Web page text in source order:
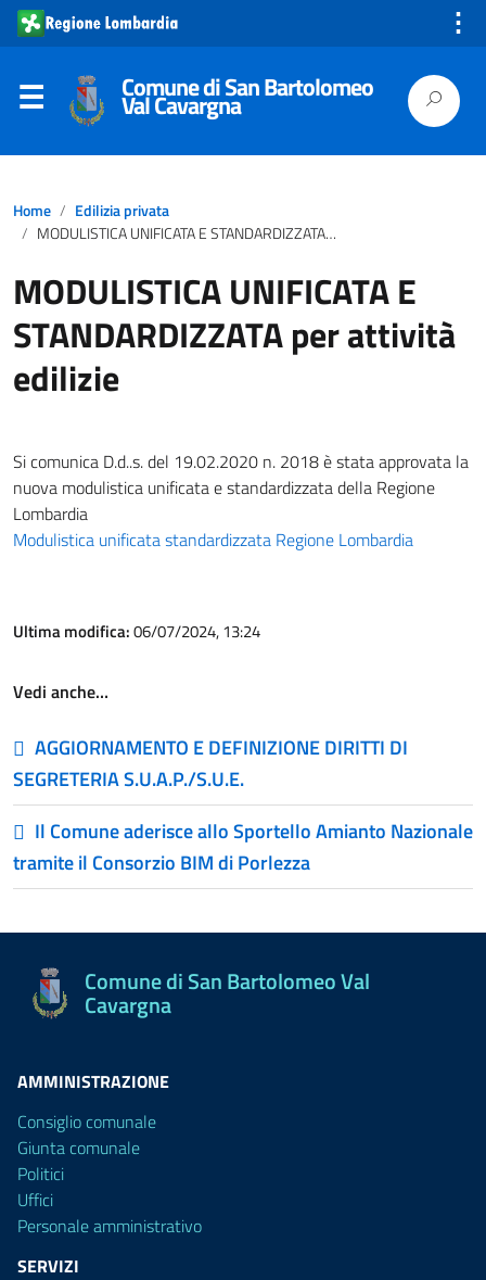
⋮
Comune di San Bartolomeo
Val Cavargna
Home
Edilizia privata
MODULISTICA UNIFICATA E STANDARDIZZATA per attività edilizie
MODULISTICA UNIFICATA E
STANDARDIZZATA per attività
edilizie
Si comunica D.d..s. del 19.02.2020 n. 2018 è stata approvata la
nuova modulistica unificata e standardizzata della Regione
Lombardia
Modulistica unificata standardizzata Regione Lombardia
Ultima modifica:06/07/2024, 13:24
Vedi anche…
AGGIORNAMENTO E DEFINIZIONE DIRITTI DI
SEGRETERIA S.U.A.P./S.U.E.
Il Comune aderisce allo Sportello Amianto Nazionale
tramite il Consorzio BIM di Porlezza
Comune di San Bartolomeo Val
Cavargna
AMMINISTRAZIONE
Consiglio comunale
Giunta comunale
Politici
Uffici
Personale amministrativo
SERVIZI